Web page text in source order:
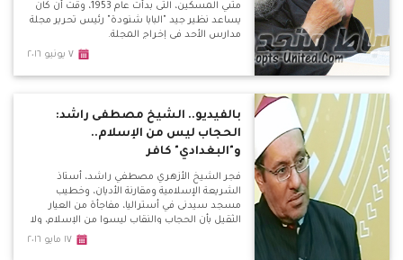
متىي المسكين، التى بدأت عام 1953، وقت أن كان
يساعد نظير جيد "البابا شنودة" رئيس تحرير مجلة
مدارس الأحد في إخراج المجلة.
٧ يونيو ٢٠١٦
بالفيديو.. الشيخ مصطفى راشد:
الحجاب ليس من الإسلام..
و"البغدادي" كافر
فجر الشيخ الأزهري مصطفي راشد، أستاذ
الشريعة الإسلامية ومقارنة الأديان، وخطيب
مسجد سيدنى في أستراليا، مفاجأة من العيار
الثقيل بأن الحجاب والنقاب ليسوا من الإسلام، ولا
يوجد دليل بالقرآن عليهم، وطلبه بخضوع رجال
١٧ مايو ٢٠١٦